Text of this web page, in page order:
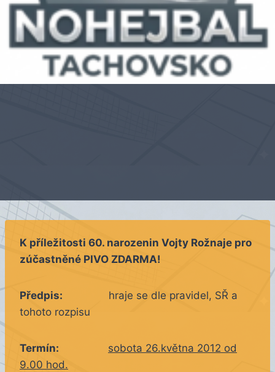
K příležitosti 60. narozenin Vojty Rožnaje pro
zúčastněné PIVO ZDARMA!
Předpis: hraje se dle pravidel, SŘ a
tohoto rozpisu
Termín:
sobota 26.května 2012 od
9.00 hod.